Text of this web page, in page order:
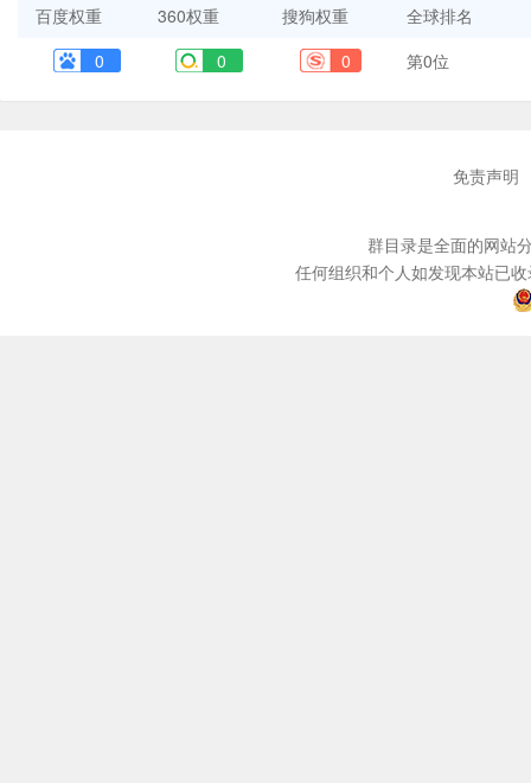
百度权重 360权重 搜狗权重
全球排名
0
0 0 第0位
免责声明
群目录是全面的网站
任何组织和个人如发现本站已